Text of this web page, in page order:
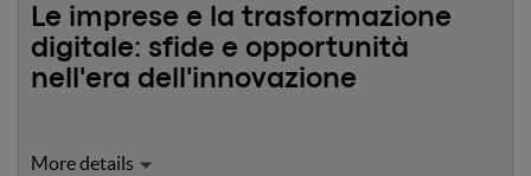
Le imprese e la trasformazione
digitale: sfide e opportunità
nell'era dell'innovazione
Il panel esplorerà come le imprese affrontano la sfida della